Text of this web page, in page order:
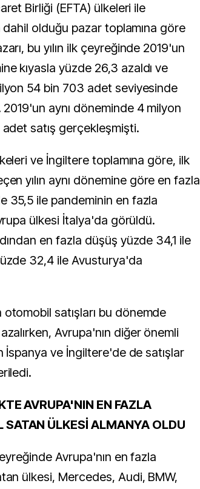
Birliği (EFTA) ülkeleri ile
olduğu pazar toplamına göre
bu yılın ilk çeyreğinde 2019'un
kıyasla yüzde 26,3 azaldı ve
54 bin 703 adet seviyesinde
aynı döneminde 4 milyon
satış gerçekleşmişti.
ve İngiltere toplamına göre, ilk
yılın aynı dönemine göre en fazla
35,5 ile pandeminin en fazla
ülkesi İtalya'da görüldü.
en fazla düşüş yüzde 34,1 ile
32,4 ile Avusturya'da
satışları bu dönemde
Avrupa'nın diğer önemli
İspanya ve İngiltere'de de satışlar
AVRUPA'NIN EN FAZLA
SATAN ÜLKESİ ALMANYA OLDU
Avrupa'nın en fazla
ülkesi, Mercedes, Audi, BMW,